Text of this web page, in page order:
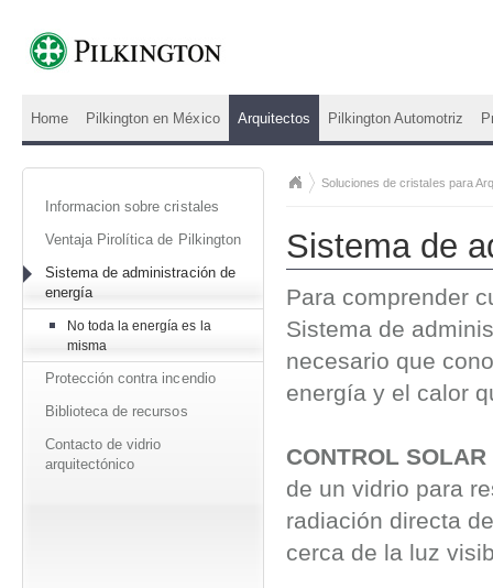
Home Pilkington en México Arquitectos Pilkington Automotriz
Informacion sobre cristales
Ventaja Pirolítica de Pilkington
Sistema de administración de
energía
No toda la energía es la
misma
Protección contra incendio
Biblioteca de recursos
Contacto de vidrio
arquitectónico
Soluciones de cristales para
Sistema de
Para comprender
Sistema de
necesario que
energía y el calor
CONTROL SOLAR
de un vidrio para
radiación directa
cerca de la luz